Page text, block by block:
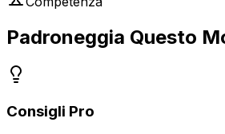
Padroneggia Questo
Consigli Pro